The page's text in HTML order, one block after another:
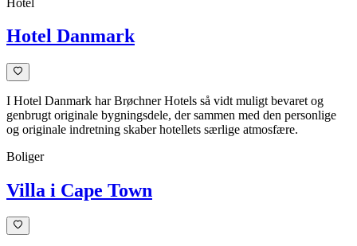
Hotel Danmark
I Hotel Danmark har Brøchner Hotels så vidt muligt bevaret og
genbrugt originale bygningsdele, der sammen med den personlige
og originale indretning skaber hotellets særlige atmosfære.
Boliger
Villa i Cape Town